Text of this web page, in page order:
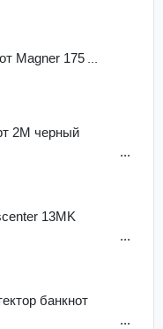
Magner 175
2М черный
13MK
банкнот